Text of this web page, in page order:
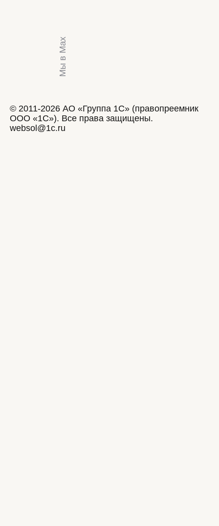
Мы в Max
© 2011-2026 АО «Группа 1С» (правопреемник
ООО «1С»). Все права защищены.
websol@1c.ru